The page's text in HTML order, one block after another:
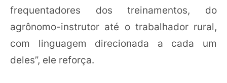
frequentadores dos treinamentos, do
agrônomo-instrutor até o trabalhador rural,
com linguagem direcionada a cada um
deles”, ele reforça.